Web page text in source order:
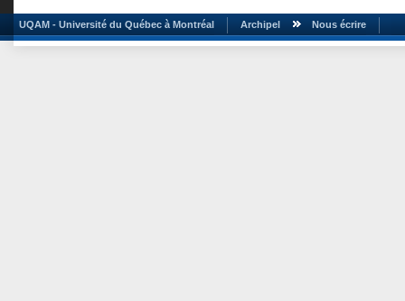
UQAM - Université du Québec à Montréal Archipel Nous écrire